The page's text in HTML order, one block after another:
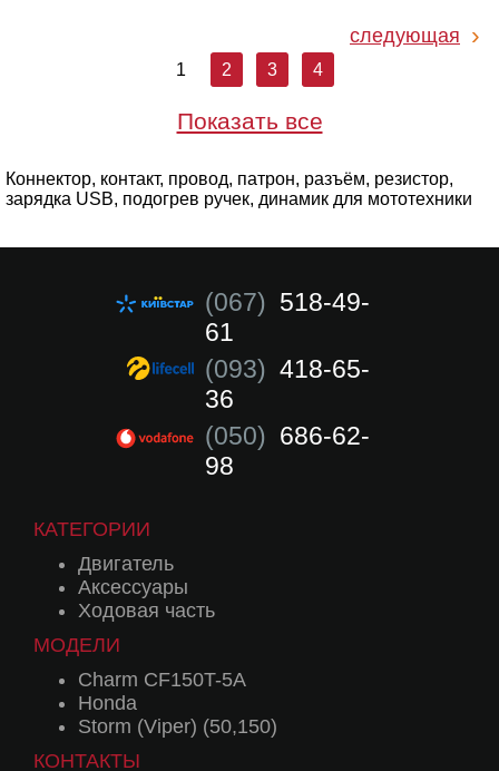
следующая
1 2 3 4
Показать все
Коннектор, контакт, провод, патрон, разъём, резистор,
зарядка USB, подогрев ручек, динамик для мототехники
(067) 518-49-
61
(093) 418-65-
36
(050) 686-62-
98
КАТЕГОРИИ
Двигатель
Аксессуары
Ходовая часть
МОДЕЛИ
Charm CF150T-5A
Honda
Storm (Viper) (50,150)
КОНТАКТЫ